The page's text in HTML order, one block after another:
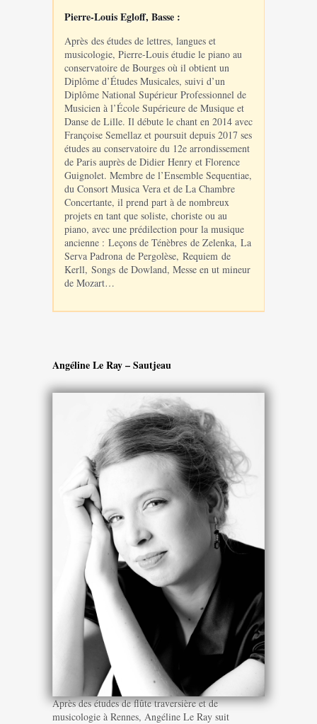
Pierre-Louis Egloff, Basse :
Après des études de lettres, langues et
musicologie, Pierre-Louis étudie le piano au
conservatoire de Bourges où il obtient un
Diplôme d’Études Musicales, suivi d’un
Diplôme National Supérieur Professionnel de
Musicien à l’École Supérieure de Musique et
Danse de Lille. Il débute le chant en 2014 avec
Françoise Semellaz et poursuit depuis 2017 ses
études au conservatoire du 12e arrondissement
de Paris auprès de Didier Henry et Florence
Guignolet. Membre de l’Ensemble Sequentiae,
du Consort Musica Vera et de La Chambre
Concertante, il prend part à de nombreux
projets en tant que soliste, choriste ou au
piano, avec une prédilection pour la musique
ancienne : Leçons de Ténèbres de Zelenka, La
Serva Padrona de Pergolèse, Requiem de
Kerll, Songs de Dowland, Messe en ut mineur
de Mozart…
Angéline Le Ray – Sautjeau
Après des études de flûte traversière et de
musicologie à Rennes, Angéline Le Ray suit